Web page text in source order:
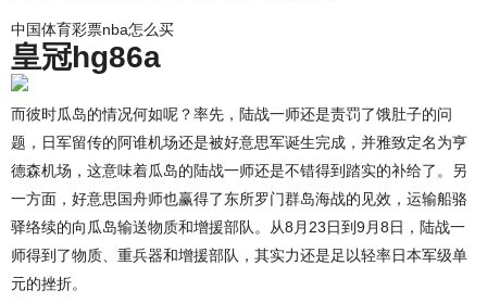
中国体育彩票nba怎么买
皇冠hg86a
而彼时瓜岛的情况何如呢？率先，陆战一师还是责罚了饿肚子的问
题，日军留传的阿谁机场还是被好意思军诞生完成，并雅致定名为亨
德森机场，这意味着瓜岛的陆战一师还是不错得到踏实的补给了。另
一方面，好意思国舟师也赢得了东所罗门群岛海战的见效，运输船骆
驿络续的向瓜岛输送物质和增援部队。从8月23日到9月8日，陆战一
师得到了物质、重兵器和增援部队，其实力还是足以轻率日本军级单
元的挫折。